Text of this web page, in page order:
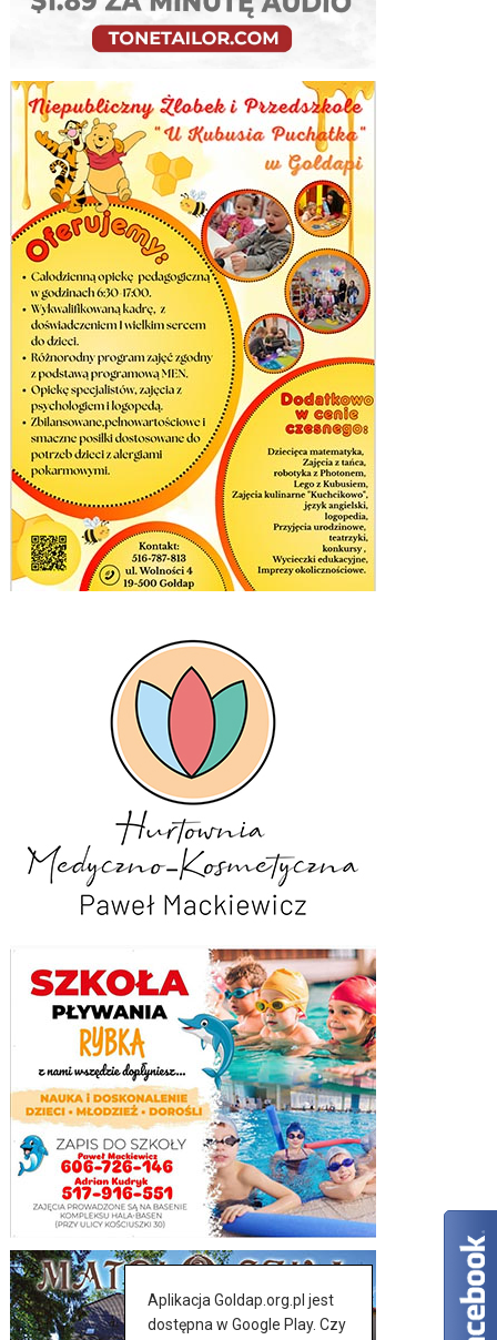
Aplikacja Goldap.org.pl jest
dostępna w Google Play. Czy